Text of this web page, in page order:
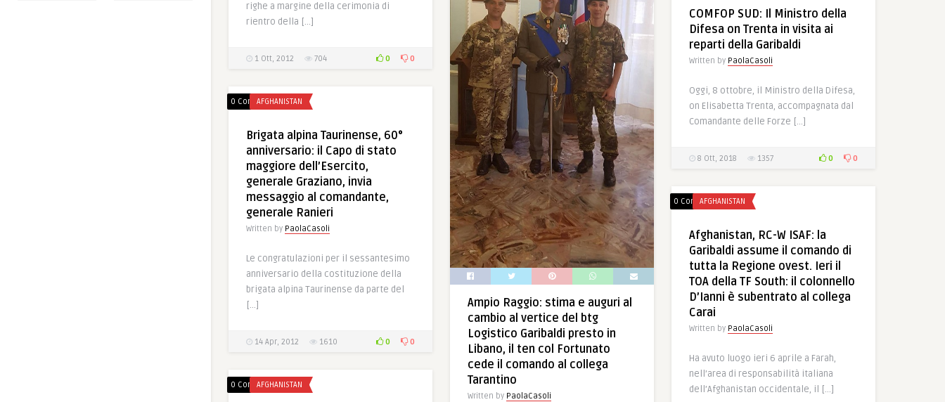
COMFOP SUD: Il Ministro della
Difesa on Trenta in visita ai
reparti della Garibaldi
Written by PaolaCasoli
Oggi, 8 ottobre, il Ministro della Difesa,
on Elisabetta Trenta, accompagnata dal
Comandante delle Forze […]
8 Ott, 2018 1357 0 0
Ampio Raggio: stima e auguri al
cambio al vertice del btg
Logistico Garibaldi presto in
Libano, il ten col Fortunato
cede il comando al collega
Tarantino
Written by PaolaCasoli
righe a margine della cerimonia di
rientro della […]
1 Ott, 2012 704 0 0
0 CommentsAFGHANISTAN
Brigata alpina Taurinense, 60°
anniversario: il Capo di stato
maggiore dell’Esercito,
generale Graziano, invia
messaggio al comandante,
generale Ranieri
Written by PaolaCasoli
Le congratulazioni per il sessantesimo
anniversario della costituzione della
brigata alpina Taurinense da parte del
[…]
14 Apr, 2012 1610 0 0
0 CommentsAFGHANISTAN
Afghanistan, RC-W ISAF: la
Garibaldi assume il comando di
tutta la Regione ovest. Ieri il
TOA della TF South: il colonnello
D’Ianni è subentrato al collega
Carai
Written by PaolaCasoli
Ha avuto luogo ieri 6 aprile a Farah,
nell’area di responsabilità italiana
dell’Afghanistan occidentale, il […]
0 CommentsAFGHANISTAN